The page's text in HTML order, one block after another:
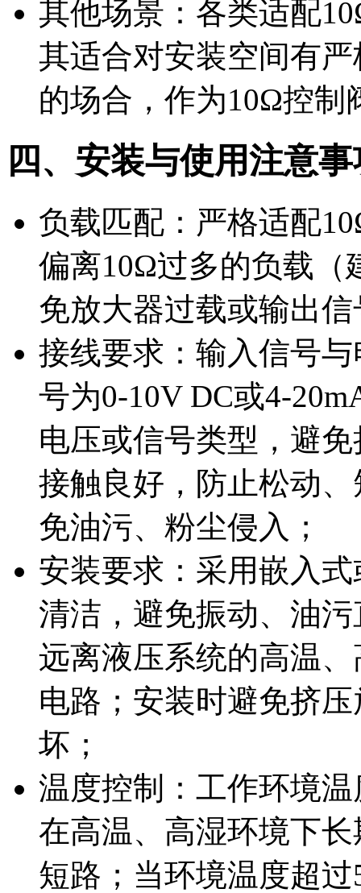
其他场景：各类适配
其适合对安装空间有
的场合，作为10Ω控制
四、安装与使用注意
负载匹配：严格适配
偏离10Ω过多的负载（
免放大器过载或输出
接线要求：输入信号
号为0-10V DC或4-
电压或信号类型，避
接触良好，防止松动
免油污、粉尘侵入；
安装要求：采用嵌入
清洁，避免振动、油
远离液压系统的高温
电路；安装时避免挤
坏；
温度控制：工作环境
在高温、高湿环境下
短路；当环境温度超